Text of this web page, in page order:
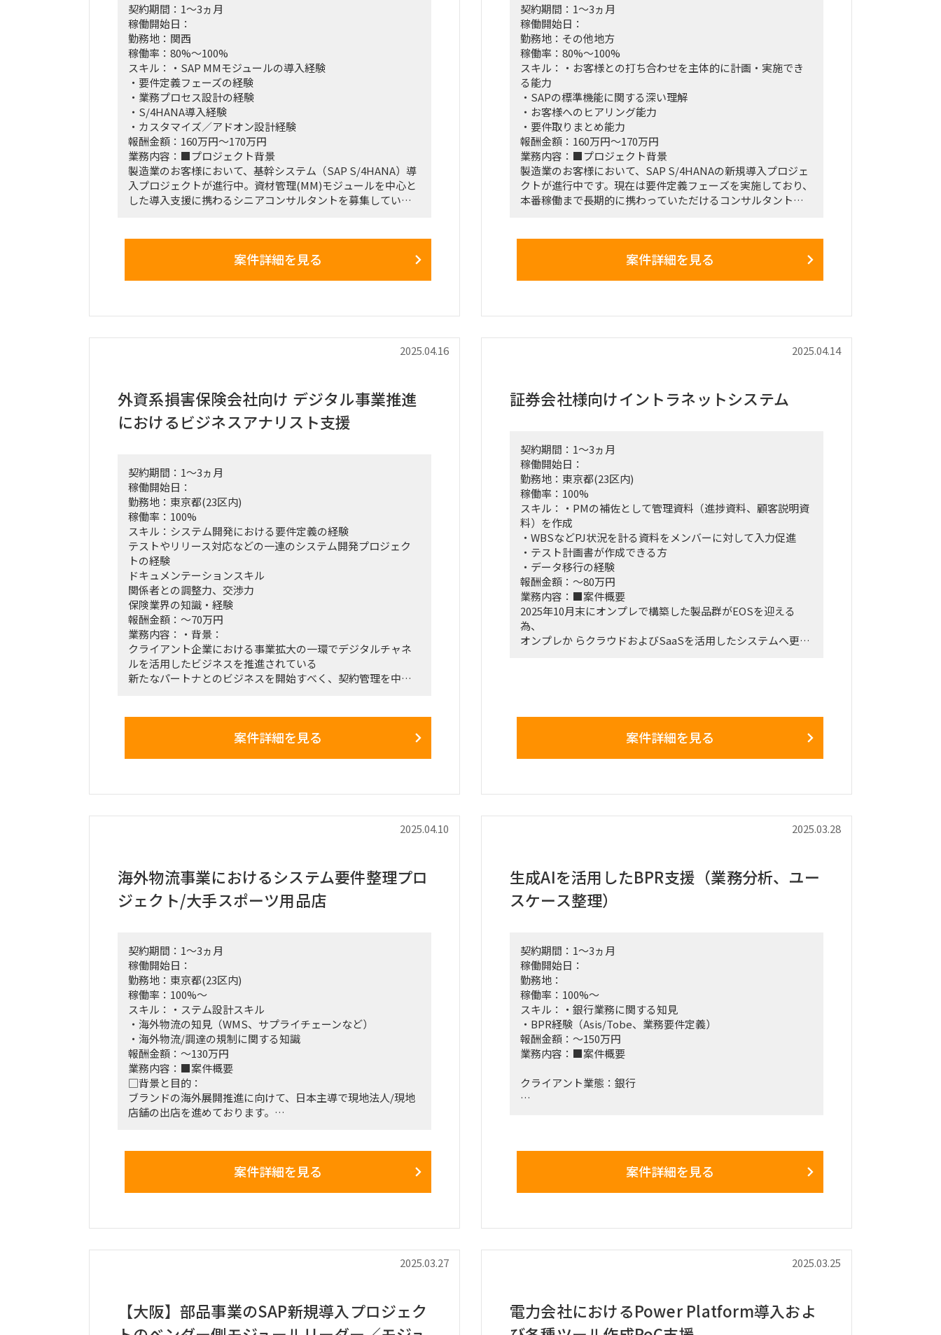
■勤務形態:
勤務地: 23区内、リモート勤務併用可
■英語スキル:
あれば尚可
契約期間：1～3ヵ月
稼働開始日：
勤務地：関西
稼働率：80%～100%
スキル：・SAP MMモジュールの導入経験
・要件定義フェーズの経験
・業務プロセス設計の経験
・S/4HANA導入経験
・カスタマイズ／アドオン設計経験
報酬金額：160万円～170万円
業務内容：■プロジェクト背景
製造業のお客様において、基幹システム（SAP S/4HANA）導
入プロジェクトが進行中。資材管理(MM)モジュールを中心と
した導入支援に携わるシニアコンサルタントを募集していま
■プロジェクト概要
■募集ポジション
■勤務形態:
顧客先（関西 神戸）週3回程度、リモート勤務併用可
不要
案件詳細を見る
契約期間：1～3ヵ月
稼働開始日：
勤務地：その他地方
稼働率：80%～100%
スキル：・お客様との打ち合わせを主体的に計画・実施でき
る能力
・SAPの標準機能に関する深い理解
・お客様へのヒアリング能力
・要件取りまとめ能力
報酬金額：160万円～170万円
業務内容：■プロジェクト背景
製造業のお客様において、SAP S/4HANAの新規導入プロジェ
クトが進行中です。現在は要件定義フェーズを実施しており、
本番稼働まで長期的に携わっていただけるコンサルタントを
■プロジェクト概要
期間: 即日〜2026年7月（本番稼働まで）
■募集ポジション
■勤務形態:
■英語スキル:
不要
案件詳細を見る
2025.04.16
外資系損害保険会社向け デジタル事業推進
におけるビジネスアナリスト支援
契約期間：1～3ヵ月
稼働開始日：
勤務地：東京都(23区内)
稼働率：100%
スキル：システム開発における要件定義の経験
テストやリリース対応などの一連のシステム開発プロジェク
トの経験
ドキュメンテーションスキル
関係者との調整力、交渉力
保険業界の知識・経験
報酬金額：～70万円
業務内容：・背景：
クライアント企業における事業拡大の一環でデジタルチャネ
ルを活用したビジネスを推進されている
新たなパートナとのビジネスを開始すべく、契約管理を中心
新パートナとのビジネス開始に向けた取り組みにおいて、要
件定義（ユーザーストーリー作成）などを
ーストーリー作成）
プロジェクト関係者への各種レポーティング
プロジェクト推進上のリスクや課題の特定、対応策の整備・
実行
その他プロジェクトの改善活動の立案・実行推進
ク※必要に応じてクライアントオフィスへ出社（基本テレワ
ーク）
案件詳細を見る
2025.04.14
証券会社様向けイントラネットシステム
契約期間：1～3ヵ月
稼働開始日：
勤務地：東京都(23区内)
稼働率：100%
スキル：・PMの補佐として管理資料（進捗資料、顧客説明資
料）を作成
・WBSなどPJ状況を計る資料をメンバーに対して入力促進
・テスト計画書が作成できる方
・データ移行の経験
報酬金額：～80万円
業務内容：■案件概要
2025年10月末にオンプレで構築した製品群がEOSを迎える
為、
オンプレか らクラウドおよびSaaSを活用したシステムへ更改
端末 ：約5000台
※現行システムではM365導入済、一部機能ではAzureを構築
済
案件詳細を見る
2025.04.10
海外物流事業におけるシステム要件整理プロ
ジェクト/大手スポーツ用品店
契約期間：1～3ヵ月
稼働開始日：
勤務地：東京都(23区内)
稼働率：100%～
スキル：・ステム設計スキル
・海外物流の知見（WMS、サプライチェーンなど）
・海外物流/調達の規制に関する知識
報酬金額：～130万円
業務内容：■案件概要
□背景と目的：
ブランドの海外展開推進に向けて、日本主導で現地法人/現地
店舗の出店を進めております。
日本経由で海外へ出荷しているものの、直接現地へ出荷する
等で効率をあげようとしているため、
案件詳細を見る
2025.03.28
生成AIを活用したBPR支援（業務分析、ユー
スケース整理）
契約期間：1～3ヵ月
稼働開始日：
勤務地：
稼働率：100%～
スキル：・銀行業務に関する知見
・BPR経験（Asis/Tobe、業務要件定義）
報酬金額：～150万円
業務内容：■案件概要
クライアント業態：銀行
整理に従事いただきます。
案件詳細を見る
2025.03.27
【大阪】部品事業のSAP新規導入プロジェク
2025.03.25
電力会社におけるPower Platform導入およ